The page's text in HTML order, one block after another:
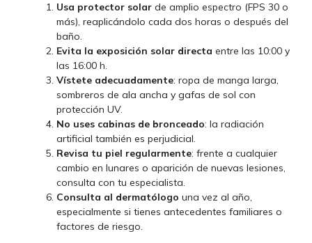
Usa protector solar de amplio espectro (FPS 30 o
más), reaplicándolo cada dos horas o después del
baño.
Evita la exposición solar directa entre las 10:00 y
las 16:00 h.
Vístete adecuadamente: ropa de manga larga,
sombreros de ala ancha y gafas de sol con
protección UV.
No uses cabinas de bronceado: la radiación
artificial también es perjudicial.
Revisa tu piel regularmente: frente a cualquier
cambio en lunares o aparición de nuevas lesiones,
consulta con tu especialista.
Consulta al dermatólogo una vez al año,
especialmente si tienes antecedentes familiares o
factores de riesgo.